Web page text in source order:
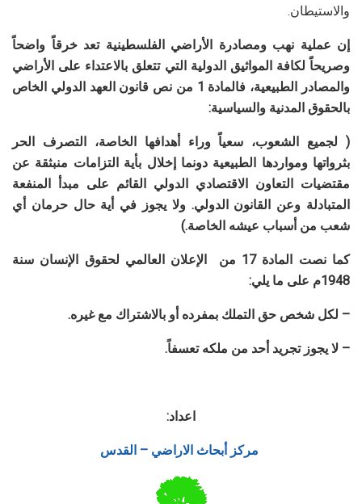
والاستيطان.
إن عملية نهب ومصادرة الأراضي الفلسطينية تعد خرقاً واضحاً
وصريحاً لكافة المواثيق الدولية التي تتعلق بالاعتداء على الأراضي
والمصادر الطبيعية، فالمادة 1 من نص قانون العهد الدولي الخاص
بالحقوق المدنية والسياسية:
( لجميع الشعوب، سعياً وراء أهدافها الخاصة، التصرف الحر
بثرواتها ومواردها الطبيعية دونما إخلال بأية التزامات منبثقة عن
مقتضيات التعاون الاقتصادي الدولي القائم على مبدأ المنفعة
المتبادلة وعن القانون الدولي. ولا يجوز في أية حال حرمان أي
شعب من أسباب عيشه الخاصة.)
كما نصت المادة 17 من الإعلان العالمي لحقوق الإنسان سنة
1948م على ما يلي:
– لكل شخص حق التملك بمفرده أو بالاشتراك مع غيره.
– لا يجوز تجريد أحد من ملكه تعسفاً.
اعداد:
مركز أبحاث الاراضي – القدس